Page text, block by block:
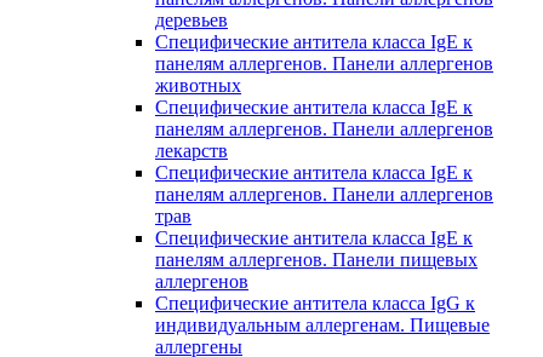
деревьев
Специфические антитела класса IgE к
панелям аллергенов. Панели аллергенов
животных
Специфические антитела класса IgE к
панелям аллергенов. Панели аллергенов
лекарств
Специфические антитела класса IgE к
панелям аллергенов. Панели аллергенов
трав
Специфические антитела класса IgE к
панелям аллергенов. Панели пищевых
аллергенов
Специфические антитела класса IgG к
индивидуальным аллергенам. Пищевые
аллергены